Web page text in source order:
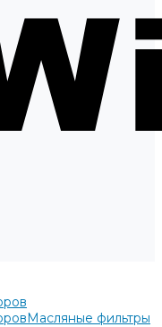
Масляные фильтры